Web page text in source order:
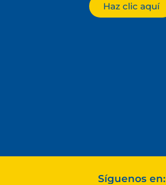
Haz clic aquí
Síguenos en: